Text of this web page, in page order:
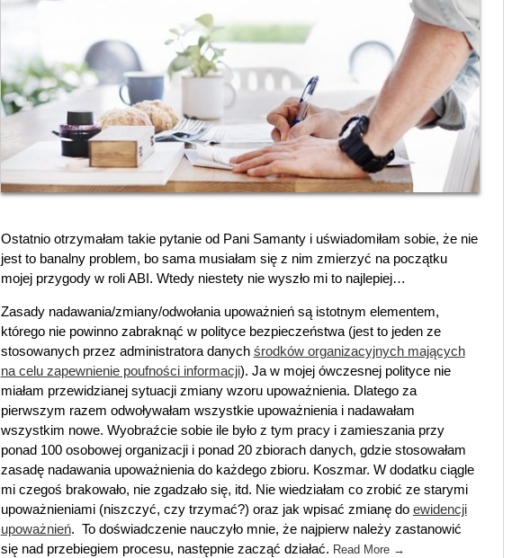
Ostatnio otrzymałam takie pytanie od Pani Samanty i uświadomiłam sobie, że nie
jest to banalny problem, bo sama musiałam się z nim zmierzyć na początku
mojej przygody w roli ABI. Wtedy niestety nie wyszło mi to najlepiej…
Zasady nadawania/zmiany/odwołania upoważnień są istotnym elementem,
którego nie powinno zabraknąć w polityce bezpieczeństwa (jest to jeden ze
stosowanych przez administratora danych środków organizacyjnych mających
na celu zapewnienie poufności informacji). Ja w mojej ówczesnej polityce nie
miałam przewidzianej sytuacji zmiany wzoru upoważnienia. Dlatego za
pierwszym razem odwoływałam wszystkie upoważnienia i nadawałam
wszystkim nowe. Wyobraźcie sobie ile było z tym pracy i zamieszania przy
ponad 100 osobowej organizacji i ponad 20 zbiorach danych, gdzie stosowałam
zasadę nadawania upoważnienia do każdego zbioru. Koszmar. W dodatku ciągle
mi czegoś brakowało, nie zgadzało się, itd. Nie wiedziałam co zrobić ze starymi
upoważnieniami (niszczyć, czy trzymać?) oraz jak wpisać zmianę do ewidencji
upoważnień. To doświadczenie nauczyło mnie, że najpierw należy zastanowić
się nad przebiegiem procesu, następnie zacząć działać. Read More →